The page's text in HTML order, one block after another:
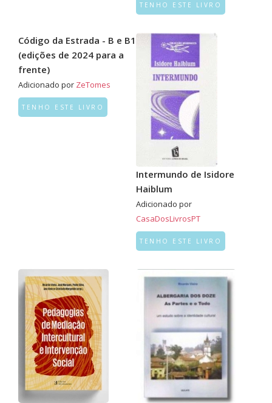
TENHO ESTE LIVRO
Código da Estrada - B e B1
(edições de 2024 para a
frente)
Adicionado por ZeTomes
TENHO ESTE LIVRO
Intermundo de Isidore
Haiblum
Adicionado por
CasaDosLivrosPT
TENHO ESTE LIVRO